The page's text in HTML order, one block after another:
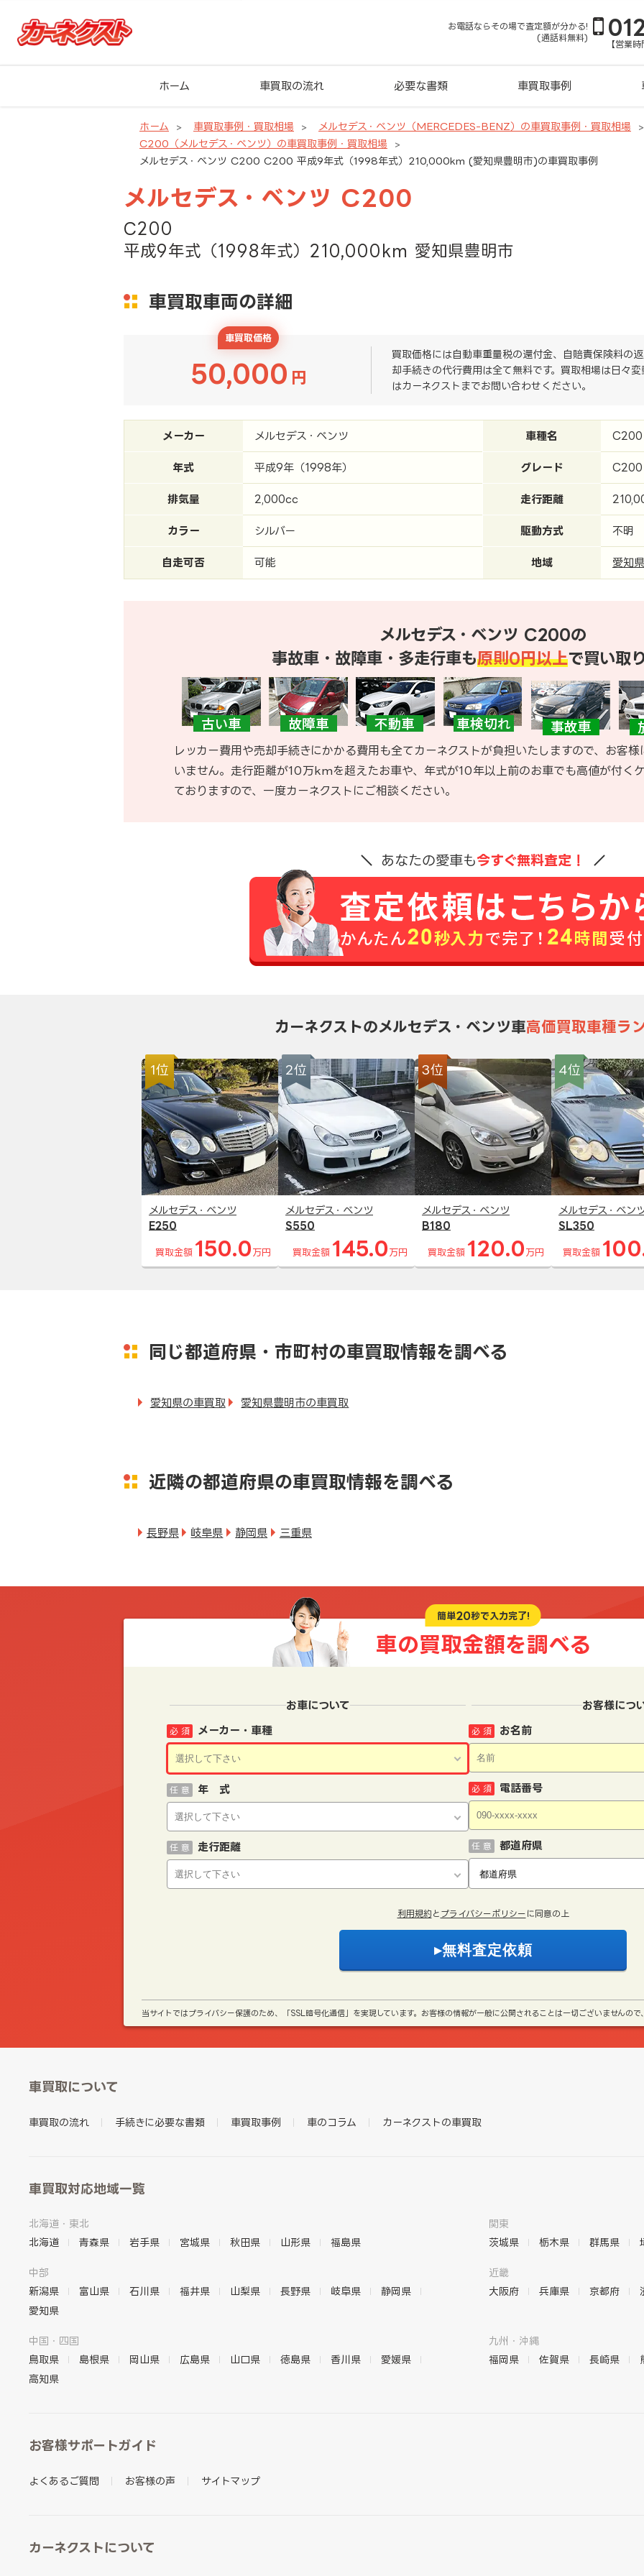
お電話ならその場で査定額が分かる!
(通話料無料)
【営業
ホーム 車買取の流れ 必要な書類 車買取事例
ホーム 車買取事例・買取相場
メルセデス・ベンツ（MERCEDES-BENZ）の車買取事例・買取相場
C200（メルセデス・ベンツ）の車買取事例・買取相場
メルセデス・ベンツ C200 C200 平成9年式（1998年式）210,000km (愛知県豊明市)の車買取事例
メルセデス・ベンツ C200
C200
平成9年式（1998年式）210,000km 愛知県豊明市
車買取車両の詳細
車買取価格
50,000 円
買取価格には自動車重量税の還付金、自賠責保険料の
却手続きの代行費用は全て無料です。買取相場は日々
はカーネクストまでお問い合わせください。
メーカー メルセデス・ベンツ 車種名 C200
年式 平成9年（1998年） グレード C200
排気量 2,000cc 走行距離
カラー シルバー 駆動方式 不明
自走可否 可能 地域 愛知県
メルセデス・ベンツ C200の
事故車・故障車・多走行車も原則0円以上で買い取
レッカー費用や売却手続きにかかる費用も全てカーネクストが負担いたしますので、お客
いません。走行距離が10万kmを超えたお車や、年式が10年以上前のお車でも高値が付く
ておりますので、一度カーネクストにご相談ください。
あなたの愛車も今すぐ無料査定！
カーネクストのメルセデス・ベンツ車高価買取車種ラ
1位
メルセデス・ベンツ
E250
買取金額 150.0 万円
2位
メルセデス・ベンツ
S550
買取金額 145.0 万円
3位
メルセデス・ベンツ
B180
買取金額 120.0 万円
4位
メルセデス・ベン
SL350
買取金額
同じ都道府県・市町村の車買取情報を調べる
愛知県の車買取 愛知県豊明市の車買取
近隣の都道府県の車買取情報を調べる
長野県 岐阜県 静岡県 三重県
簡単20秒で入力完了!
車の買取金額を調べる
お車について
メーカー・車種
必 須
年 式
任 意
走行距離
任 意
お客様につ
お名前
必 須
電話番号
必 須
都道府県
任 意
利用規約 と プライバシーポリシー に同意の上
当サイトではプライバシー保護のため、「SSL暗号化通信」を実現しています。お客様の情報が一般に公開されることは一切ございませんの
車買取について
車買取の流れ 手続きに必要な書類 車買取事例 車のコラム カーネクストの車買取
車買取対応地域一覧
北海道・東北
北海道
青森県 岩手県 宮城県 秋田県 山形県 福島県
関東
茨城県
栃木県 群馬県
中部
新潟県
富山県 石川県 福井県 山梨県 長野県 岐阜県
静岡県
愛知県
近畿
大阪府
兵庫県 京都府
中国・四国
鳥取県
島根県 岡山県 広島県 山口県 徳島県 香川県
愛媛県
高知県
九州・沖縄
福岡県
佐賀県 長崎県
お客様サポートガイド
よくあるご質問 お客様の声 サイトマップ
カーネクストについて